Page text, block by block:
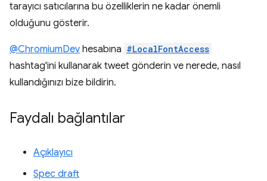
tarayıcı satıcılarına bu özelliklerin ne kadar önemli
olduğunu gösterir.
@ChromiumDev hesabına #LocalFontAccess
hashtag'ini kullanarak tweet gönderin ve nerede, nasıl
kullandığınızı bize bildirin.
Faydalı bağlantılar
Açıklayıcı
Spec draft